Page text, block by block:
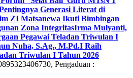
Generasi Literat di
ZI Matsanewa Ikuti Bimbingan
Zona IntegritasIrma Mulyanti,
Pegawai Teladan Triwulan I
Nuha, S.Ag., M.Pd.I Raih
Triwulan I Tahun 2026
Pengaduan :